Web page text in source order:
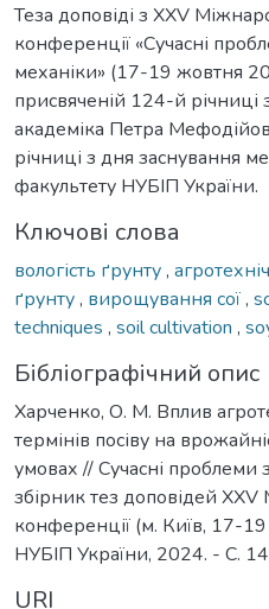
Теза доповіді з XXV
конференції «Сучасні
механіки» (17-19 жовтня
присвяченій 124-й
академіка Петра
річниці з дня заснування
факультету НУБІП України.
Ключові слова
вологість ґрунту,
ґрунту, вирощування сої,
techniques , soil cultivation ,
Бібліографічний опис
Харченко, О. М. Вплив
термінів посіву на
умовах // Сучасні проблеми
збірник тез доповідей
конференції (м. Київ, 17-
НУБІП України, 2024. - С.
URI